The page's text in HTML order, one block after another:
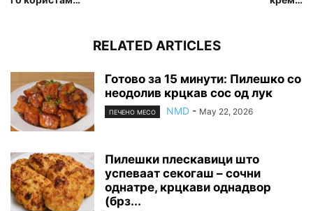
RELATED ARTICLES
Готово за 15 минути: Пилешко со
неодолив крцкав сос од лук
ПЕЧЕНО МЕСО NMD - May 22, 2026
Пилешки плескавици што
успеваат секогаш – сочни
однатре, крцкави однадвор
(брз...